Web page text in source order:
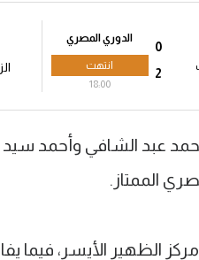
0
2
الدوري المصري
انتهت
18:00
عبد الشافي وأحمد سيد
الظهير الأيسر، فيما